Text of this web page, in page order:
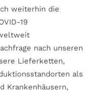
weiterhin die
19
nach unseren
Lieferketten,
als
Krankenhäusern,